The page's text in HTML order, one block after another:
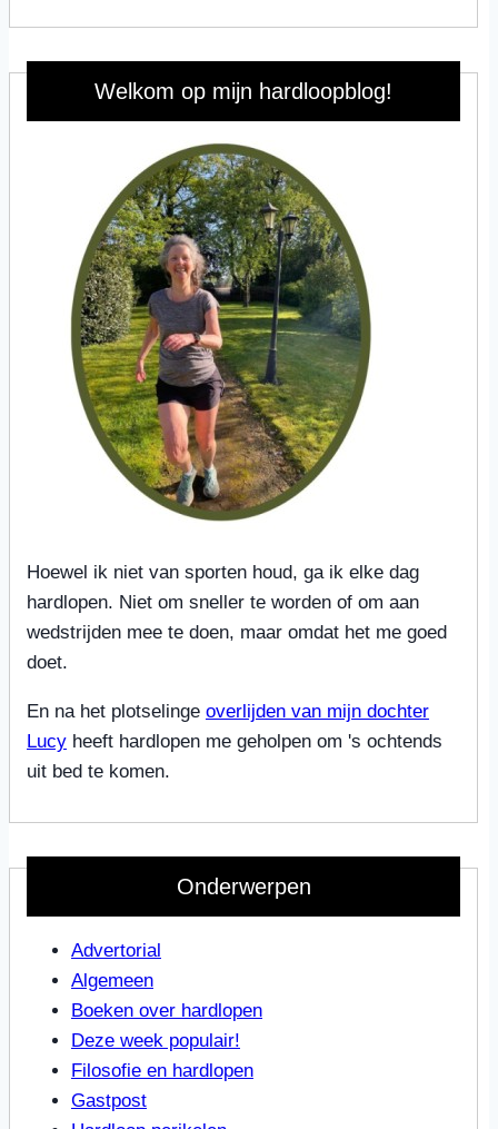
Welkom op mijn hardloopblog!
Hoewel ik niet van sporten houd, ga ik elke dag
hardlopen. Niet om sneller te worden of om aan
wedstrijden mee te doen, maar omdat het me goed
doet.
En na het plotselinge overlijden van mijn dochter
Lucy heeft hardlopen me geholpen om 's ochtends
uit bed te komen.
Onderwerpen
Advertorial
Algemeen
Boeken over hardlopen
Deze week populair!
Filosofie en hardlopen
Gastpost